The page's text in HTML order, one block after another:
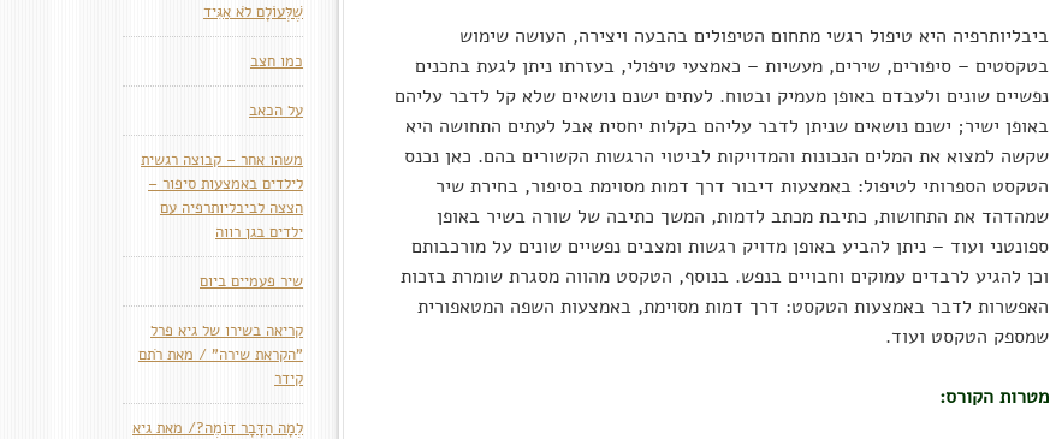
ביבליותרפיה היא טיפול רגשי מתחום הטיפולים בהבעה ויצירה, העושה שימוש
בטקסטים – סיפורים, שירים, מעשיות – כאמצעי טיפולי, בעזרתו ניתן לגעת בתכנים
נפשיים שונים ולעבדם באופן מעמיק ובטוח. לעתים ישנם נושאים שלא קל לדבר עליהם
באופן ישיר; ישנם נושאים שניתן לדבר עליהם בקלות יחסית אבל לעתים התחושה היא
שקשה למצוא את המלים הנכונות והמדויקות לביטוי הרגשות הקשורים בהם. כאן נכנס
הטקסט הספרותי לטיפול: באמצעות דיבור דרך דמות מסוימת בסיפור, בחירת שיר
שמהדהד את התחושות, כתיבת מכתב לדמות, המשך כתיבה של שורה בשיר באופן
ספונטני ועוד – ניתן להביע באופן מדויק רגשות ומצבים נפשיים שונים על מורכבותם
וכן להגיע לרבדים עמוקים וחבויים בנפש. בנוסף, הטקסט מהווה מסגרת שומרת בזכות
האפשרות לדבר באמצעות הטקסט: דרך דמות מסוימת, באמצעות השפה המטאפורית
שמספק הטקסט ועוד.
מטרות הקורס:
שֶׁלְּעוֹלָם לֹא אַגִּיד
כמו חצב
על הכאב
משהו אחר – קבוצה רגשית
לילדים באמצעות סיפור –
הצצה לביבליותרפיה עם
ילדים בגן רווה
שיר פעמיים ביום
קריאה בשירו של גיא פרל
"הקראת שירה" / מאת רֹתם
קידר
לְמָה הַדָּבָר דּוֹמֶה?/ מאת גיא